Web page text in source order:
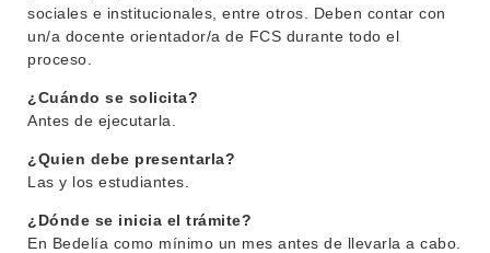
sociales e institucionales, entre otros. Deben contar con
un/a docente orientador/a de FCS durante todo el
proceso.
¿Cuándo se solicita?
Antes de ejecutarla.
¿Quien debe presentarla?
Las y los estudiantes.
¿Dónde se inicia el trámite?
En Bedelía como mínimo un mes antes de llevarla a cabo.